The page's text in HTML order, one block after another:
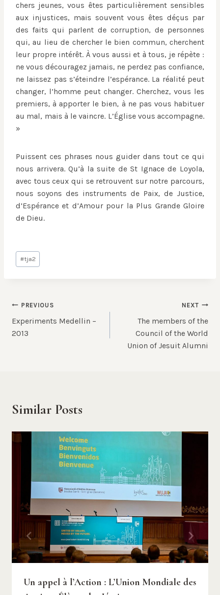
chers jeunes, vous êtes particulièrement sensibles
aux injustices, mais souvent vous êtes déçus par
des faits qui parlent de corruption, de personnes
qui, au lieu de chercher le bien commun, cherchent
leur propre intérêt. À vous aussi et à tous, je répète :
ne vous découragez jamais, ne perdez pas confiance,
ne laissez pas s’éteindre l’espérance. La réalité peut
changer, l’homme peut changer. Cherchez, vous les
premiers, à apporter le bien, à ne pas vous habituer
au mal, mais à le vaincre. L’Église vous accompagne.
»
Puissent ces phrases nous guider dans tout ce qui
nous arrivera. Qu’à la suite de St Ignace de Loyola,
avec tous ceux qui se retrouvent sur notre parcours,
nous soyons des instruments de Paix, de Justice,
d’Espérance et d’Amour pour la Plus Grande Gloire
de Dieu.
Post
Tags:
#tja2
Post
navigation
PREVIOUS
Experiments Medellin –
2013
NEXT
The members of the
Council of the World
Union of Jesuit Alumni
Similar Posts
Un appel à l’Action : L’Union Mondiale des